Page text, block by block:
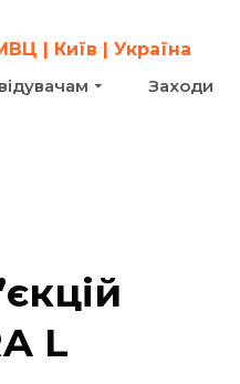
| Київ | Україна
Заходи
L